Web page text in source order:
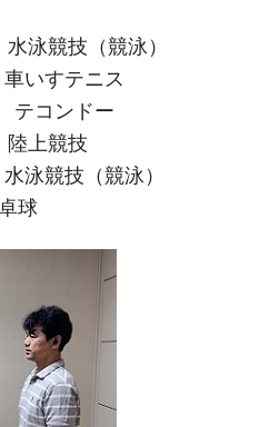
（競泳）
テニス
コンドー
競技
（競泳）